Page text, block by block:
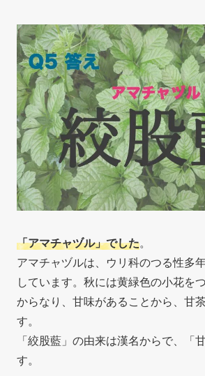
「アマチャヅル」でした。
アマチャヅルは、ウリ科のつる性多
しています。秋には黄緑色の小花を
からなり、甘味があることから、甘
す。
「絞股藍」の由来は漢名からで、「
す。